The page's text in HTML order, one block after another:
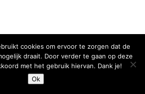
cookies om ervoor te zorgen dat de
draait. Door verder te gaan op deze
met het gebruik hiervan. Dank je!
Ok